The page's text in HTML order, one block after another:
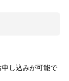
し込みが可能で